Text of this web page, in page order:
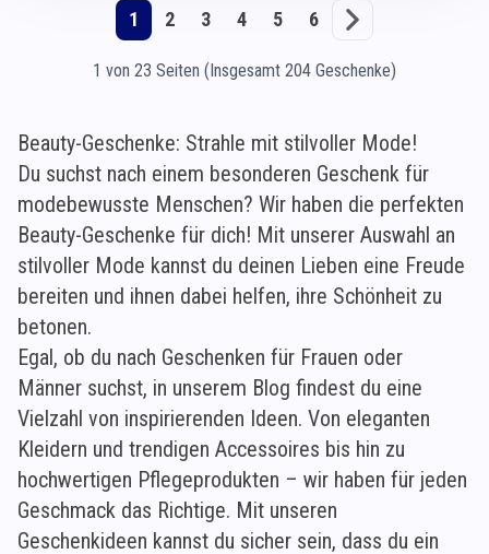
1 2 3 4 5 6
1 von 23 Seiten (Insgesamt 204 Geschenke)
Beauty-Geschenke: Strahle mit stilvoller Mode!
Du suchst nach einem besonderen Geschenk für
modebewusste Menschen? Wir haben die perfekten
Beauty-Geschenke für dich! Mit unserer Auswahl an
stilvoller Mode kannst du deinen Lieben eine Freude
bereiten und ihnen dabei helfen, ihre Schönheit zu
betonen.
Egal, ob du nach Geschenken für Frauen oder
Männer suchst, in unserem Blog findest du eine
Vielzahl von inspirierenden Ideen. Von eleganten
Kleidern und trendigen Accessoires bis hin zu
hochwertigen Pflegeprodukten – wir haben für jeden
Geschmack das Richtige. Mit unseren
Geschenkideen kannst du sicher sein, dass du ein